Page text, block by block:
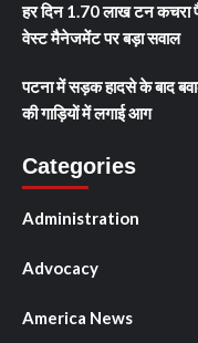
हर दिन 1.70 लाख टन कचरा
वेस्ट मैनेजमेंट पर बड़ा सवाल
पटना में सड़क हादसे के बाद
की गाड़ियों में लगाई आग
Categories
Administration
Advocacy
America News